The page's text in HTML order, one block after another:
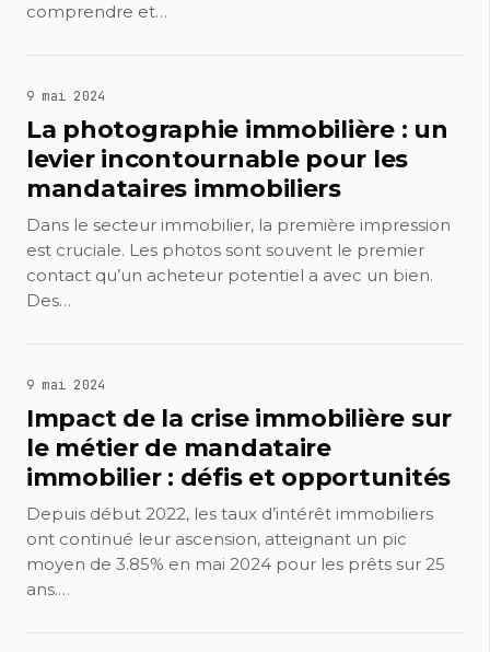
comprendre et…
9 mai 2024
La photographie immobilière : un
levier incontournable pour les
mandataires immobiliers
Dans le secteur immobilier, la première impression
est cruciale. Les photos sont souvent le premier
contact qu’un acheteur potentiel a avec un bien.
Des…
9 mai 2024
Impact de la crise immobilière sur
le métier de mandataire
immobilier : défis et opportunités
Depuis début 2022, les taux d’intérêt immobiliers
ont continué leur ascension, atteignant un pic
moyen de 3.85% en mai 2024 pour les prêts sur 25
ans.…